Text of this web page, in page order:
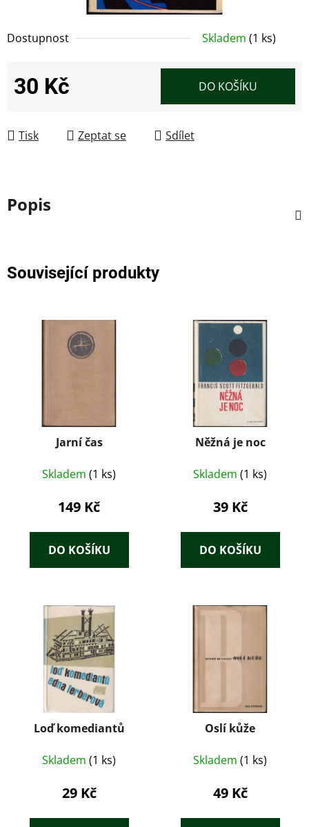
Dostupnost Skladem (1 ks)
30 Kč DO KOŠÍKU
Tisk Zeptat se Sdílet
Popis
Související produkty
Jarní čas
Skladem (1 ks)
149 Kč
DO KOŠÍKU
Něžná je noc
Skladem (1 ks)
39 Kč
DO KOŠÍKU
Loď komediantů
Skladem (1 ks)
29 Kč
Oslí kůže
Skladem (1 ks)
49 Kč